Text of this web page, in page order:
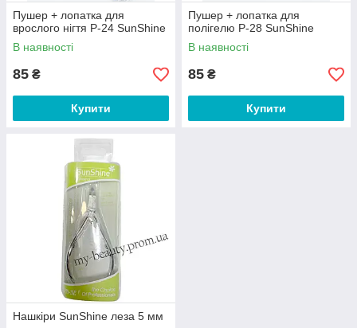
Пушер + лопатка для
врослого нігтя P-24 SunShine
В наявності
85 ₴
Купити
Пушер + лопатка для
полігелю P-28 SunShine
В наявності
85 ₴
Купити
Нашкіри SunShine леза 5 мм